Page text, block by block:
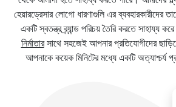
হেয়ারড্রেসার লোগো ধারণাগুলি এর ব্যবহারকারীদের
একটি স্বতন্ত্র ব্র্যান্ড পরিচয় তৈরি করতে সাহায্য
নির্মাতারসাথে সহজেই আপনার প্রতিযোগীদের
আপনাকে কয়েক মিনিটের মধ্যে একটি অত্যাশ্চর্য